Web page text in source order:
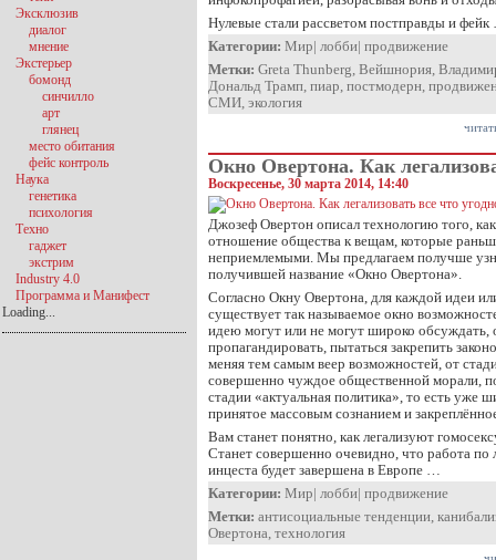
Нулевые стали рассветом постправды и
Категории: Мир| лобби| продвижение
Метки: Greta Thunberg, Вейшнория,
Дональд Трамп, пиар, постмодерн,
СМИ, экология
Окно Овертона. Как
Воскресенье, 30 марта 2014, 14:40
Джозеф Овертон описал технологию того,
отношение общества к вещам, которые
неприемлемыми. Мы предлагаем получше
получившей название «Окно Овертона».
Согласно Окну Овертона, для каждой идеи
существует так называемое окно
идею могут или не могут широко обсуждать,
пропагандировать, пытаться закрепить
меняя тем самым веер возможностей, от
совершенно чуждое общественной морали,
стадии «актуальная политика», то есть уже
принятое массовым сознанием и
Вам станет понятно, как легализуют
Станет совершенно очевидно, что работа по
инцеста будет завершена в Европе …
Категории: Мир| лобби| продвижение
Метки: антисоциальные тенденции,
Овертона, технология
Эксклюзив
диалог
мнение
Экстерьер
бомонд
синчилло
арт
глянец
место обитания
фейс контроль
Наука
генетика
психология
Техно
гаджет
экстрим
Industry 4.0
Программа и Манифест
Loading...